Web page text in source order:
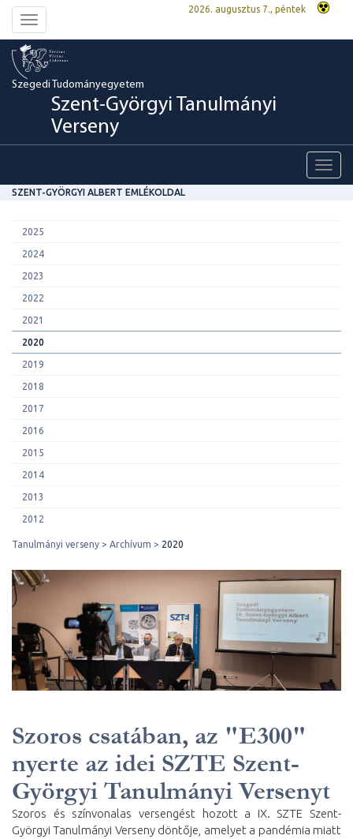
Toggle
navigation
2026. augusztus 7., péntek
Szegedi Tudományegyetem
Szent-Györgyi Tanulmányi
Verseny
SZENT-GYÖRGYI ALBERT EMLÉKOLDAL
2025
2024
2023
2022
2021
2020
2019
2018
2017
2016
2015
2014
2013
2012
Tanulmányi verseny Archívum 2020
Szoros csatában, az "E300"
nyerte az idei SZTE Szent-
Györgyi Tanulmányi Versenyt
Szoros és színvonalas versengést hozott a IX. SZTE Szent-
Györgyi Tanulmányi Verseny döntője, amelyet a pandémia miatt